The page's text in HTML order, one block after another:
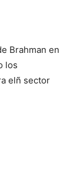
Brahman en
los
elñ sector